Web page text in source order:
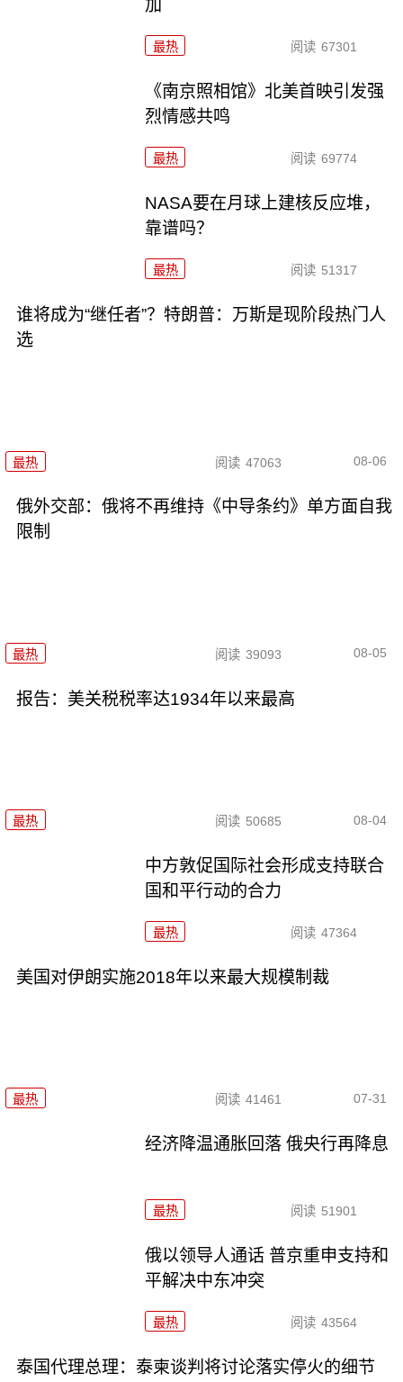
加
最热 阅读 67301
《南京照相馆》北美首映引发强
烈情感共鸣
最热 阅读 69774
NASA要在月球上建核反应堆，
靠谱吗？
最热 阅读 51317
谁将成为“继任者”？特朗普：万斯是现阶段热门人
选
最热 阅读 47063 08-06
俄外交部：俄将不再维持《中导条约》单方面自我
限制
最热 阅读 39093 08-05
报告：美关税税率达1934年以来最高
最热 阅读 50685 08-04
中方敦促国际社会形成支持联合
国和平行动的合力
最热 阅读 47364
美国对伊朗实施2018年以来最大规模制裁
最热 阅读 41461 07-31
经济降温通胀回落 俄央行再降息
最热 阅读 51901
俄以领导人通话 普京重申支持和
平解决中东冲突
最热 阅读 43564
泰国代理总理：泰柬谈判将讨论落实停火的细节